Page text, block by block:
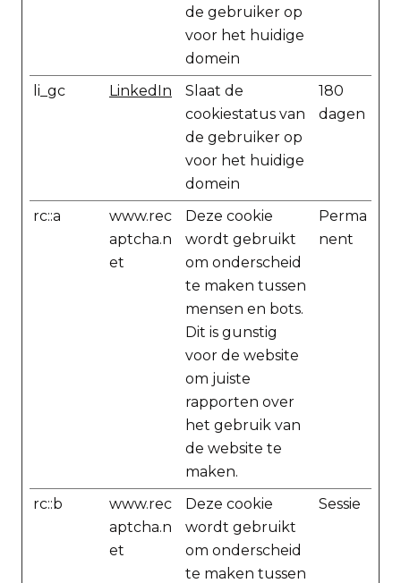
de gebruiker op
voor het huidige
domein
li_gc LinkedIn
Slaat de
cookiestatus van
de gebruiker op
voor het huidige
domein
180
dagen
rc::a
www.rec
aptcha.n
et
Deze cookie
wordt gebruikt
om onderscheid
te maken tussen
mensen en bots.
Dit is gunstig
voor de website
om juiste
rapporten over
het gebruik van
de website te
maken.
Perma
nent
rc::b
www.rec
aptcha.n
et
Deze cookie
wordt gebruikt
om onderscheid
te maken tussen
Sessie